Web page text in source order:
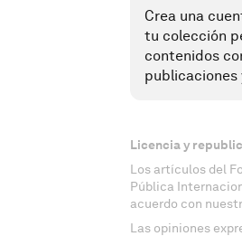
Crea una
tu colección
contenidos
publicaciones
Licencia y
Los artículos del
Pública
acuerdo con
Las opiniones